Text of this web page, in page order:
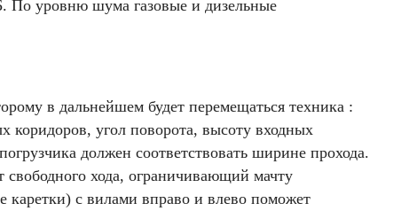
По уровню шума газовые и дизельные
в дальнейшем будет перемещаться техника :
угол поворота, высоту входных
должен соответствовать ширине прохода.
хода, ограничивающий мачту
каретки) с вилами вправо и влево поможет